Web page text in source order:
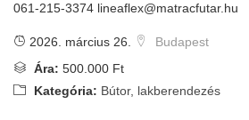
061-215-3374 lineaflex@matracfutar.hu
2026. március 26.
Budapest
Ára: 500.000 Ft
Kategória: Bútor, lakberendezés